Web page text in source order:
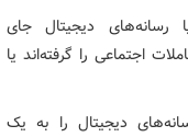
رسانه‌های دیجیتال جای
اجتماعی را گرفته‌اند یا
دیجیتال را به یک